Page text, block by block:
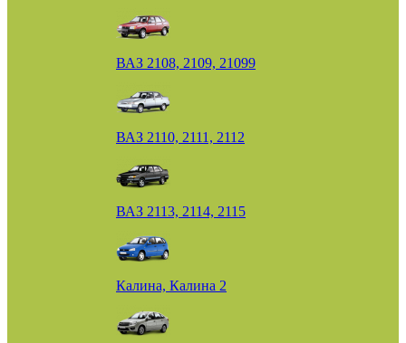
ВАЗ 2108, 2109, 21099
ВАЗ 2110, 2111, 2112
ВАЗ 2113, 2114, 2115
Калина, Калина 2